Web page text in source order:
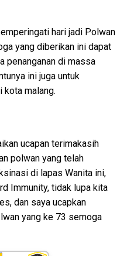
hari jadi Polwan
yang diberikan ini dapat
penanganan di massa
ini juga untuk
kota malang.
ucapan terimakasih
polwan yang telah
di lapas Wanita ini,
Immunity, tidak lupa kita
dan saya ucapkan
yang ke 73 semoga